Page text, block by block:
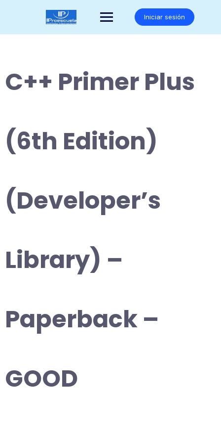
Iniciar sesión
C++ Primer Plus
(6th Edition)
(Developer’s
Library) –
Paperback –
GOOD